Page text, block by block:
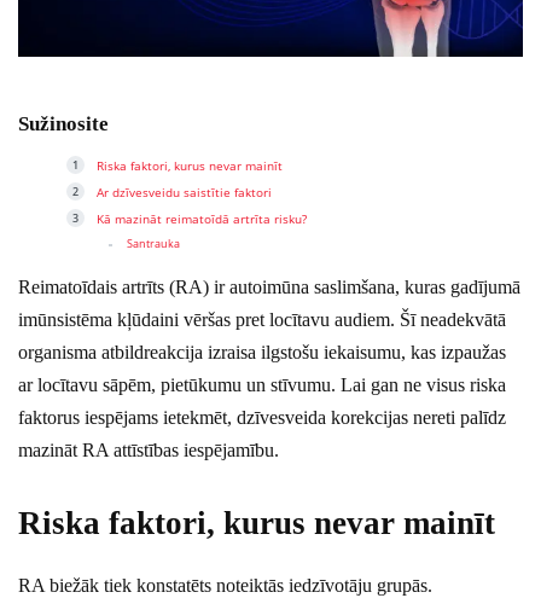
Sužinosite
Riska faktori, kurus nevar mainīt
Ar dzīvesveidu saistītie faktori
Kā mazināt reimatoīdā artrīta risku?
Santrauka
Reimatoīdais artrīts (RA) ir autoimūna saslimšana, kuras gadījumā
imūnsistēma kļūdaini vēršas pret locītavu audiem. Šī neadekvātā
organisma atbildreakcija izraisa ilgstošu iekaisumu, kas izpaužas
ar locītavu sāpēm, pietūkumu un stīvumu. Lai gan ne visus riska
faktorus iespējams ietekmēt, dzīvesveida korekcijas nereti palīdz
mazināt RA attīstības iespējamību.
Riska faktori, kurus nevar mainīt
RA biežāk tiek konstatēts noteiktās iedzīvotāju grupās.